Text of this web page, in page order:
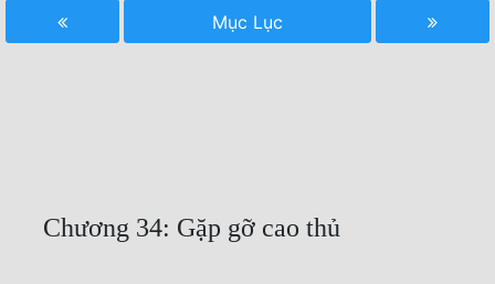
Hoàn Thành
Mục Lục